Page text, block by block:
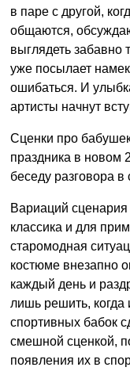
в паре с другой,
общаются,
выглядеть забавно
уже посылает
ошибаться. И
артисты начнут
Сценки про
праздника в новом
беседу разговора
Вариаций
классика и для
старомодная
костюме внезапно
каждый день и
лишь решить, когда
спортивных бабок
смешной сценкой,
появления их в